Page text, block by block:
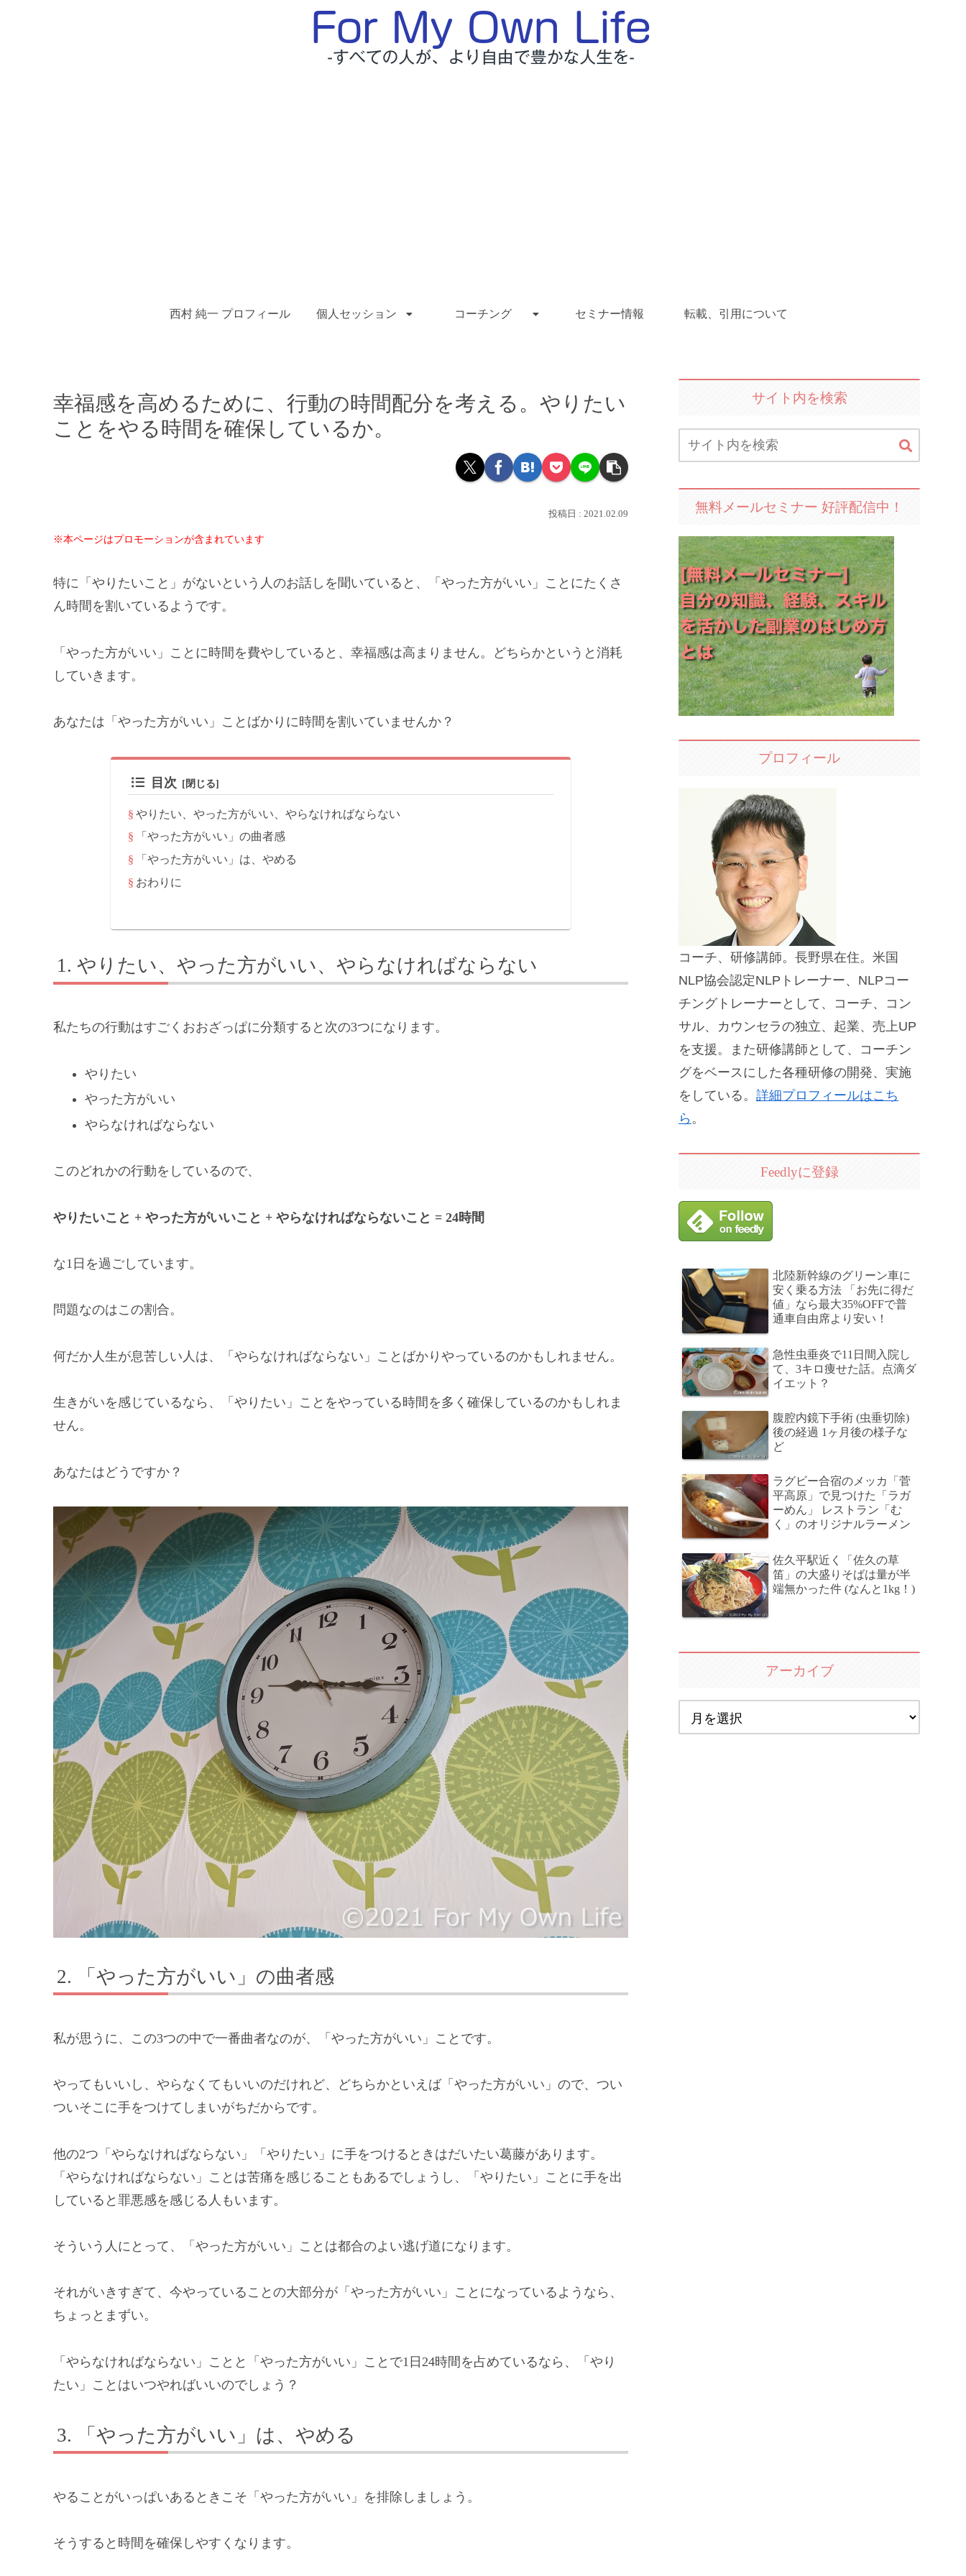
西村 純一 プロフィール 個人セッション コーチング セミナー情報 転載、引用について
幸福感を高めるために、行動の時間配分を考える。やりたい
ことをやる時間を確保しているか。
2021.02.09
※本ページはプロモーションが含まれています
特に「やりたいこと」がないという人のお話しを聞いていると、「やった方がいい」ことにたくさ
ん時間を割いているようです。
「やった方がいい」ことに時間を費やしていると、幸福感は高まりません。どちらかというと消耗
していきます。
あなたは「やった方がいい」ことばかりに時間を割いていませんか？
目次
やりたい、やった方がいい、やらなければならない
「やった方がいい」の曲者感
「やった方がいい」は、やめる
おわりに
やりたい、やった方がいい、やらなければならない
私たちの行動はすごくおおざっぱに分類すると次の3つになります。
やりたい
やった方がいい
やらなければならない
このどれかの行動をしているので、
やりたいこと + やった方がいいこと + やらなければならないこと = 24時間
な1日を過ごしています。
問題なのはこの割合。
何だか人生が息苦しい人は、「やらなければならない」ことばかりやっているのかもしれません。
生きがいを感じているなら、「やりたい」ことをやっている時間を多く確保しているのかもしれま
せん。
あなたはどうですか？
「やった方がいい」の曲者感
私が思うに、この3つの中で一番曲者なのが、「やった方がいい」ことです。
やってもいいし、やらなくてもいいのだけれど、どちらかといえば「やった方がいい」ので、つい
ついそこに手をつけてしまいがちだからです。
他の2つ「やらなければならない」「やりたい」に手をつけるときはだいたい葛藤があります。
「やらなければならない」ことは苦痛を感じることもあるでしょうし、「やりたい」ことに手を出
していると罪悪感を感じる人もいます。
そういう人にとって、「やった方がいい」ことは都合のよい逃げ道になります。
それがいきすぎて、今やっていることの大部分が「やった方がいい」ことになっているようなら、
ちょっとまずい。
「やらなければならない」ことと「やった方がいい」ことで1日24時間を占めているなら、「やり
たい」ことはいつやればいいのでしょう？
「やった方がいい」は、やめる
やることがいっぱいあるときこそ「やった方がいい」を排除しましょう。
そうすると時間を確保しやすくなります。
サイト内を検索
無料メールセミナー 好評配信中！
プロフィール
コーチ、研修講師。長野県在住。米国
NLP協会認定NLPトレーナー、NLPコー
チングトレーナーとして、コーチ、コン
サル、カウンセラの独立、起業、売上UP
を支援。また研修講師として、コーチン
グをベースにした各種研修の開発、実施
をしている。 詳細プロフィールはこち
ら 。
Feedlyに登録
北陸新幹線のグリーン車に
安く乗る方法 「お先に得だ
値」なら最大35%OFFで普
通車自由席より安い！
急性虫垂炎で11日間入院し
て、3キロ痩せた話。点滴ダ
イエット？
腹腔内鏡下手術 (虫垂切除)
後の経過 1ヶ月後の様子な
ど
ラグビー合宿のメッカ「菅
平高原」で見つけた「ラガ
ーめん」 レストラン「む
く」のオリジナルラーメン
佐久平駅近く「佐久の草
笛」の大盛りそばは量が半
端無かった件 (なんと1kg！)
アーカイブ